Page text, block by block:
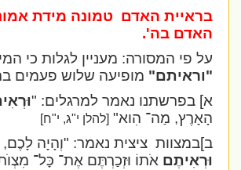
בראיית האדם טמונה מידת
האדם בה'.
על פי המסורה: מעניין לגלות כי
"וראיתם"מופיעה שלוש פעמים
א] בפרשתנו נאמר למרגלים: "
הָאָרֶץ, מַה־ הִוא"[להלן י"ג, י"ח]
ב]במצוות ציצית נאמר: "וְהָיָה לָכֶם,
וּרְאִיתֶםאֹתוֹ וּזְכַרְתֶּם אֶת־ כָּל־ מִצְוֺת